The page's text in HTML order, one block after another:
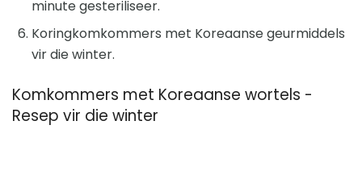
minute gesteriliseer.
Koringkomkommers met Koreaanse geurmiddels
vir die winter.
Komkommers met Koreaanse wortels -
Resep vir die winter